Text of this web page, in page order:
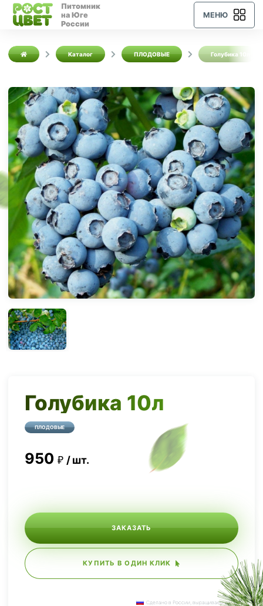
Питомник
на Юге
России
МЕНЮ
Каталог ПЛОДОВЫЕ Голубика 10л
Голубика 10л
ПЛОДОВЫЕ
950 шт.
ЗАКАЗАТЬ
КУПИТЬ В ОДИН КЛИК
Сделано в России, выращиваем сами.